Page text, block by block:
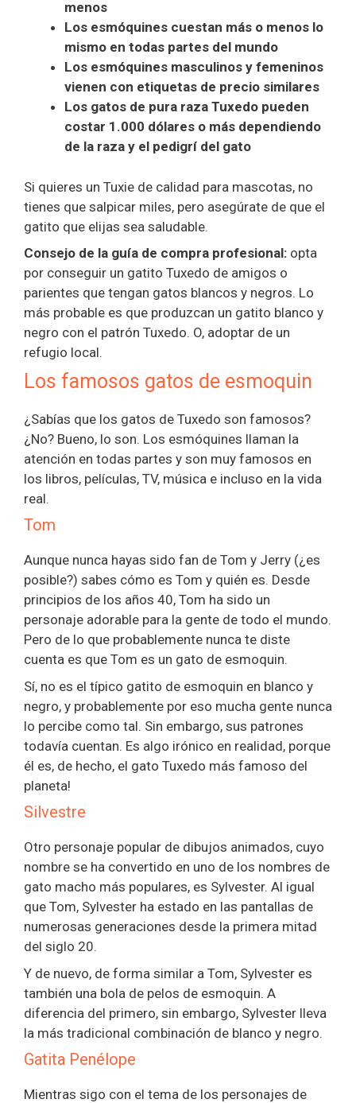
menos
Los esmóquines cuestan más o menos lo
mismo en todas partes del mundo
Los esmóquines masculinos y femeninos
vienen con etiquetas de precio similares
Los gatos de pura raza Tuxedo pueden
costar 1.000 dólares o más dependiendo
de la raza y el pedigrí del gato
Si quieres un Tuxie de calidad para mascotas, no
tienes que salpicar miles, pero asegúrate de que el
gatito que elijas sea saludable.
Consejo de la guía de compra profesional: opta
por conseguir un gatito Tuxedo de amigos o
parientes que tengan gatos blancos y negros. Lo
más probable es que produzcan un gatito blanco y
negro con el patrón Tuxedo. O, adoptar de un
refugio local.
Los famosos gatos de esmoquin
¿Sabías que los gatos de Tuxedo son famosos?
¿No? Bueno, lo son. Los esmóquines llaman la
atención en todas partes y son muy famosos en
los libros, películas, TV, música e incluso en la vida
real.
Tom
Aunque nunca hayas sido fan de Tom y Jerry (¿es
posible?) sabes cómo es Tom y quién es. Desde
principios de los años 40, Tom ha sido un
personaje adorable para la gente de todo el mundo.
Pero de lo que probablemente nunca te diste
cuenta es que Tom es un gato de esmoquin.
Sí, no es el típico gatito de esmoquin en blanco y
negro, y probablemente por eso mucha gente nunca
lo percibe como tal. Sin embargo, sus patrones
todavía cuentan. Es algo irónico en realidad, porque
él es, de hecho, el gato Tuxedo más famoso del
planeta!
Silvestre
Otro personaje popular de dibujos animados, cuyo
nombre se ha convertido en uno de los nombres de
gato macho más populares, es Sylvester. Al igual
que Tom, Sylvester ha estado en las pantallas de
numerosas generaciones desde la primera mitad
del siglo 20.
Y de nuevo, de forma similar a Tom, Sylvester es
también una bola de pelos de esmoquin. A
diferencia del primero, sin embargo, Sylvester lleva
la más tradicional combinación de blanco y negro.
Gatita Penélope
Mientras sigo con el tema de los personajes de